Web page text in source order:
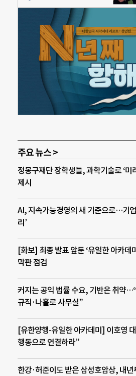
주요 뉴스 >
정몽구재단 장학생들, 과학기술로 ‘미
제시
AI, 지속가능경영의 새 기준으로…기
리’
[화보] 최종 발표 앞둔 ‘유일한 아카데
막판 점검
커지는 공익 법률 수요, 기반은 취약
규직·나홀로 사무실”
[유한양행-유일한 아카데미] 이호영
행동으로 연결하라”
한강·허준이도 받은 삼성호암상, 내년